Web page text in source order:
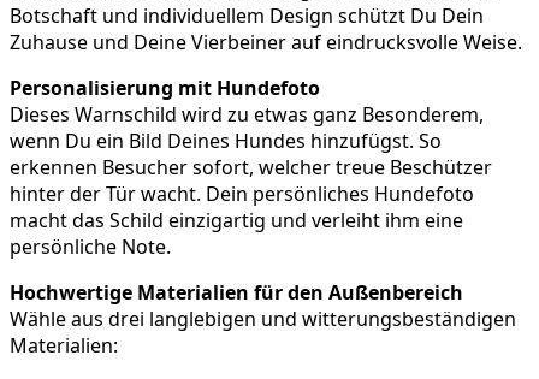
Botschaft und individuellem Design schützt Du Dein
Zuhause und Deine Vierbeiner auf eindrucksvolle Weise.
Personalisierung mit Hundefoto
Dieses Warnschild wird zu etwas ganz Besonderem,
wenn Du ein Bild Deines Hundes hinzufügst. So
erkennen Besucher sofort, welcher treue Beschützer
hinter der Tür wacht. Dein persönliches Hundefoto
macht das Schild einzigartig und verleiht ihm eine
persönliche Note.
Hochwertige Materialien für den Außenbereich
Wähle aus drei langlebigen und witterungsbeständigen
Materialien: